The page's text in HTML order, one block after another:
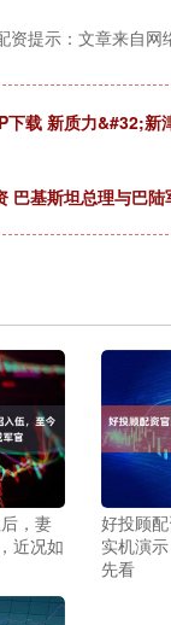
资提示：文章来自网
下载 新质力&#32;新
巴基斯坦总理与巴
，妻
近况如
好投顾
实机演
先看